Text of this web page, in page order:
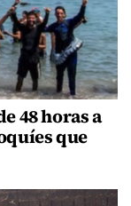
48 horas a
que